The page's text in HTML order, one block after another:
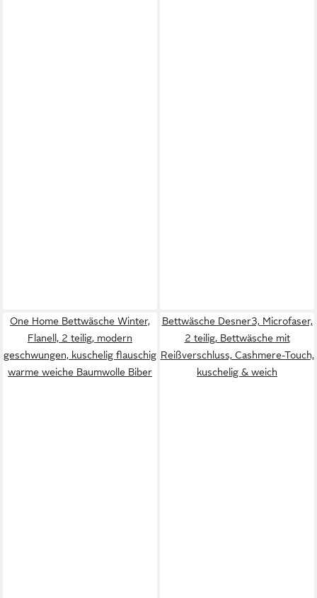
One Home Bettwäsche Winter,
Flanell, 2 teilig, modern
geschwungen, kuschelig flauschig
warme weiche Baumwolle Biber
Bettwäsche Desner3, Microfaser,
2 teilig, Bettwäsche mit
Reißverschluss, Cashmere-Touch,
kuschelig & weich